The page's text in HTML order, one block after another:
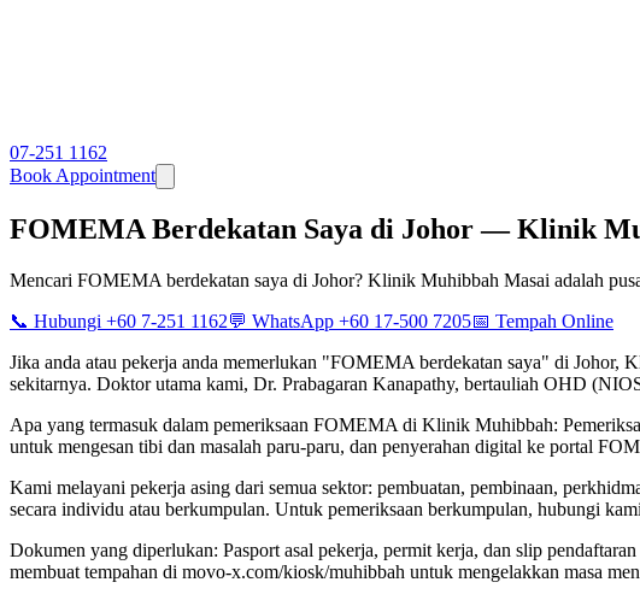
07-251 1162
Book Appointment
FOMEMA Berdekatan Saya di Johor — Klinik
Mencari FOMEMA berdekatan saya di Johor? Klinik Muhibbah Masai adalah
📞 Hubungi +60 7-251 1162💬 WhatsApp +60 17-500 7205📅 Tempah Online
Jika anda atau pekerja anda memerlukan "FOMEMA berdekatan saya" di
sekitarnya. Doktor utama kami, Dr. Prabagaran Kanapathy, bertauliah OHD
Apa yang termasuk dalam pemeriksaan FOMEMA di Klinik Muhibbah:
untuk mengesan tibi dan masalah paru-paru, dan penyerahan digital ke portal
Kami melayani pekerja asing dari semua sektor: pembuatan, pembinaan,
secara individu atau berkumpulan. Untuk pemeriksaan berkumpulan, hubungi
Dokumen yang diperlukan: Pasport asal pekerja, permit kerja, dan slip
membuat tempahan di movo-x.com/kiosk/muhibbah untuk mengelakkan masa